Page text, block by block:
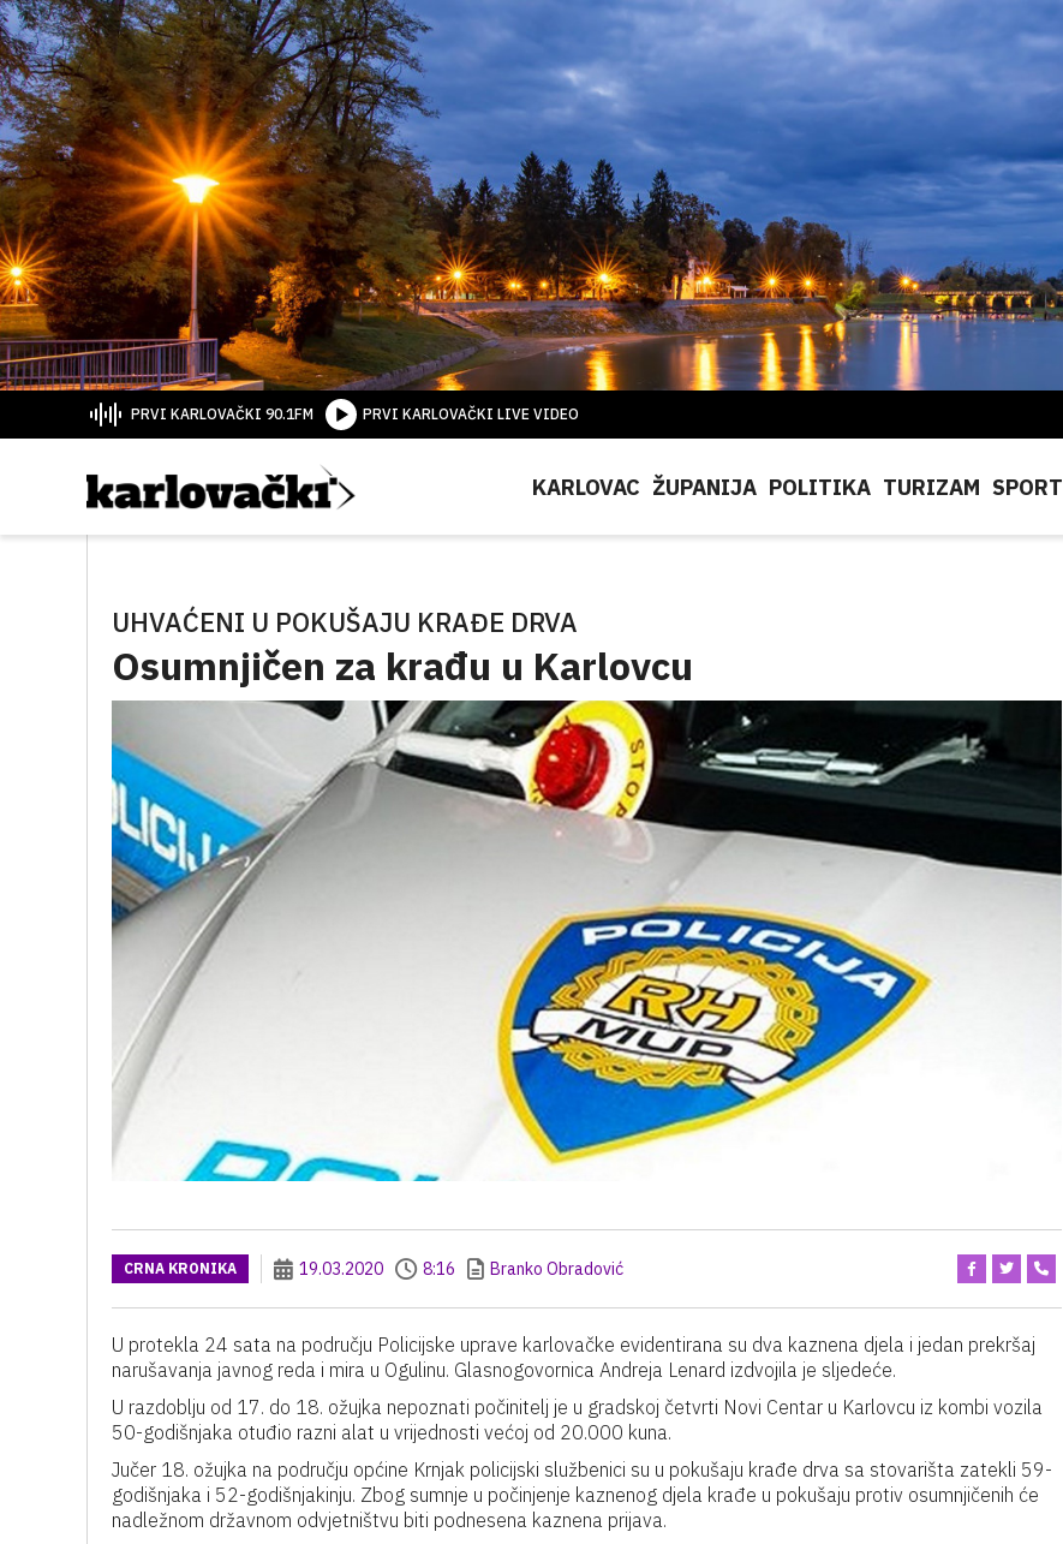
PRVI KARLOVAČKI 90.1FM PRVI KARLOVAČKI LIVE VIDEO
KARLOVAC ŽUPANIJA POLITIKA TURIZAM SPORT
UHVAĆENI U POKUŠAJU KRAĐE DRVA
Osumnjičen za krađu u Karlovcu
CRNA KRONIKA 19.03.2020 8:16 Branko Obradović
U protekla 24 sata na području Policijske uprave karlovačke evidentirana su dva kaznena djela i jedan prekršaj
narušavanja javnog reda i mira u Ogulinu. Glasnogovornica Andreja Lenard izdvojila je sljedeće.
U razdoblju od 17. do 18. ožujka nepoznati počinitelj je u gradskoj četvrti Novi Centar u Karlovcu iz kombi vozila
50-godišnjaka otuđio razni alat u vrijednosti većoj od 20.000 kuna.
Jučer 18. ožujka na području općine Krnjak policijski službenici su u pokušaju krađe drva sa stovarišta zatekli 59-
godišnjaka i 52-godišnjakinju. Zbog sumnje u počinjenje kaznenog djela krađe u pokušaju protiv osumnjičenih će
nadležnom državnom odvjetništvu biti podnesena kaznena prijava.